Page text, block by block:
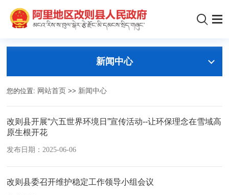
新闻中心
您的位置: 网站首页 >> 新闻中心
改则县开展“六五世界环境日”宣传活动--让环保理念在雪域高
原生根开花
发布日期：2025-06-06
改则县委召开维护稳定工作领导小组会议